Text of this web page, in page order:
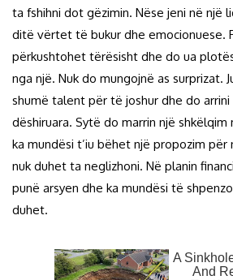
ta fshihni dot gëzimin. Nëse jeni në një
ditë vërtet të bukur dhe emocionuese.
përkushtohet tërësisht dhe do ua
nga një. Nuk do mungojnë as surprizat.
shumë talent për të joshur dhe do
dëshiruara. Sytë do marrin një shkëlqim
ka mundësi t’iu bëhet një propozim për
nuk duhet ta neglizhoni. Në planin
punë arsyen dhe ka mundësi të
duhet.